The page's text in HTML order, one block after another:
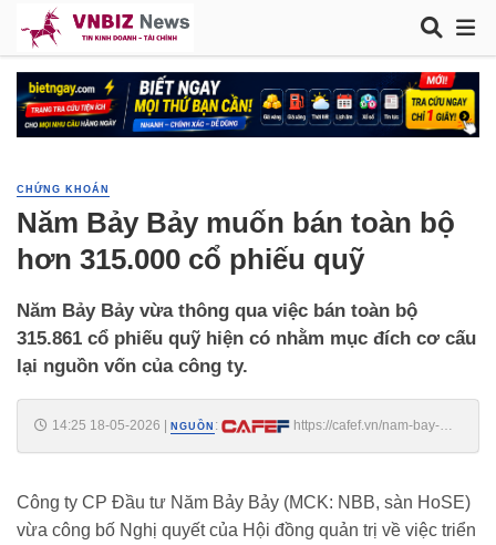
CHỨNG KHOÁN
Năm Bảy Bảy muốn bán toàn bộ
hơn 315.000 cổ phiếu quỹ
Năm Bảy Bảy vừa thông qua việc bán toàn bộ
315.861 cổ phiếu quỹ hiện có nhằm mục đích cơ cấu
lại nguồn vốn của công ty.
14:25 18-05-2026 NGUỒN :
https://cafef.vn/nam-bay-
Công ty CP Đầu tư Năm Bảy Bảy (MCK: NBB, sàn HoSE)
vừa công bố Nghị quyết của Hội đồng quản trị về việc triển